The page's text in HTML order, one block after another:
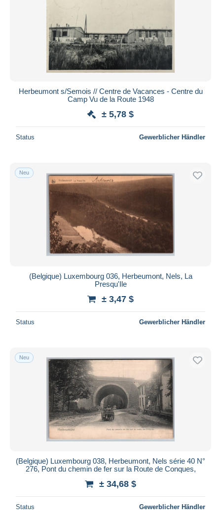
Herbeumont s/Semois // Centre de Vacances - Centre du
Camp Vu de la Route 1948
± 5,78 $
Status Gewerblicher Händler
Neu
(Belgique) Luxembourg 036, Herbeumont, Nels, La
Presqu'Ile
± 3,47 $
Status Gewerblicher Händler
Neu
(Belgique) Luxembourg 038, Herbeumont, Nels série 40 N°
276, Pont du chemin de fer sur la Route de Conques,
± 34,68 $
Status Gewerblicher Händler